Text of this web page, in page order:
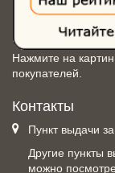
Нажмите на
покупателей.
Контакты
Пункт выдачи
Другие пункты
можно